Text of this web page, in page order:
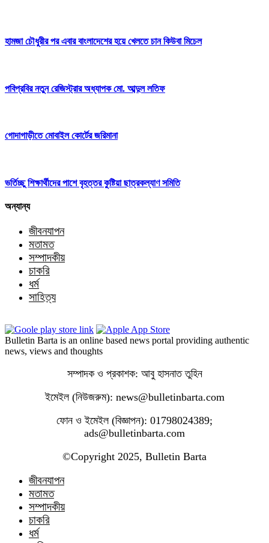
হামজা চৌধুরীর পর এবার বাংলাদেশের হয়ে খেলতে চান কিউবা মিচেল
পবিপ্রবির নতুন রেজিস্ট্রার অধ্যাপক মো. আব্দুল লতিফ
গোদাগাড়ীতে মোবাইল কোর্টের জরিমানা
ভর্তিচ্ছু শিক্ষার্থীদের পাশে বৃহত্তর কুষ্টিয়া ছাত্রকল্যাণ সমিতি
অন্যান্য
জীবনযাপন
মতামত
সম্পাদকীয়
চাকরি
ধর্ম
সাহিত্য
Bulletin Barta is an online based news portal providing authentic
news, views and thoughts
সম্পাদক ও প্রকাশক: আবু হাসনাত তুহিন
ইমেইল (নিউজরুম): news@bulletinbarta.com
ফোন ও ইমেইল (বিজ্ঞাপন): 01798024389;
ads@bulletinbarta.com
©️Copyright 2025, Bulletin Barta
জীবনযাপন
মতামত
সম্পাদকীয়
চাকরি
ধর্ম